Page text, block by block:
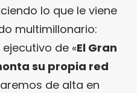
lo que le viene
multimillonario:
de «El Gran
su propia red
de alta en